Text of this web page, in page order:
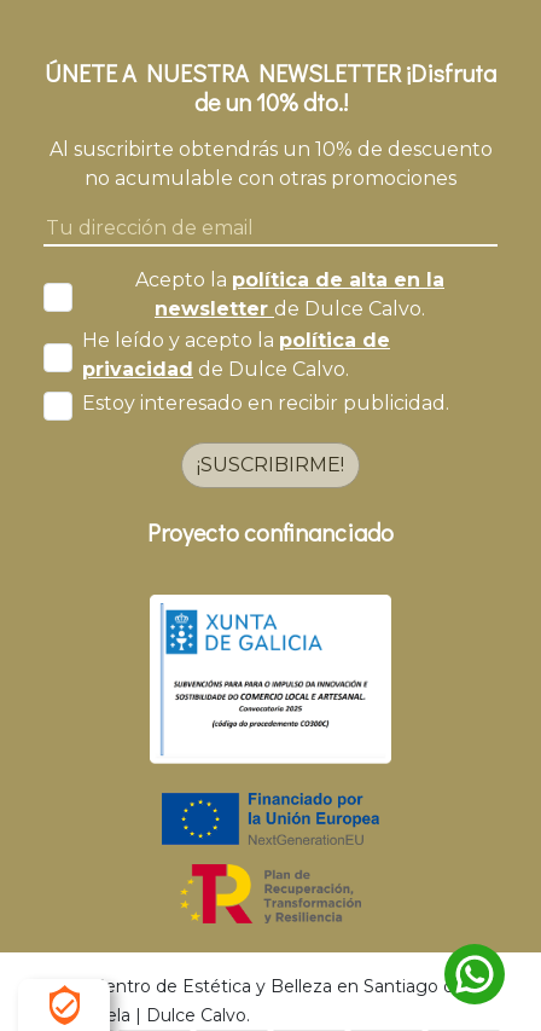
ÚNETE A NUESTRA NEWSLETTER ¡Disfruta
de un 10% dto.!
Al suscribirte obtendrás un 10% de descuento
no acumulable con otras promociones
Acepto la política de alta en la
newsletter de Dulce Calvo.
He leído y acepto la política de
privacidad de Dulce Calvo.
Estoy interesado en recibir publicidad.
¡SUSCRIBIRME!
Proyecto confinanciado
© 2026 Centro de Estética y Belleza en Santiago de
Compostela | Dulce Calvo.